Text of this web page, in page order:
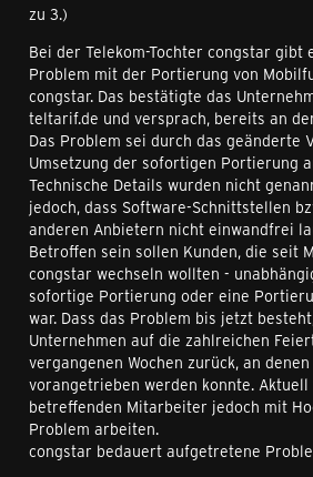
zu 3.)
Bei der Telekom-Tochter congstar gibt
Problem mit der Portierung von
congstar. Das bestätigte das
teltarif.de und versprach, bereits an
Das Problem sei durch das geänderte
Umsetzung der sofortigen Portierung
Technische Details wurden nicht
jedoch, dass Software-Schnittstellen
anderen Anbietern nicht einwandfrei
Betroffen sein sollen Kunden, die seit
congstar wechseln wollten -
sofortige Portierung oder eine
war. Dass das Problem bis jetzt
Unternehmen auf die zahlreichen
vergangenen Wochen zurück, an
vorangetrieben werden konnte. Aktuell
betreffenden Mitarbeiter jedoch mit
Problem arbeiten.
congstar bedauert aufgetretene